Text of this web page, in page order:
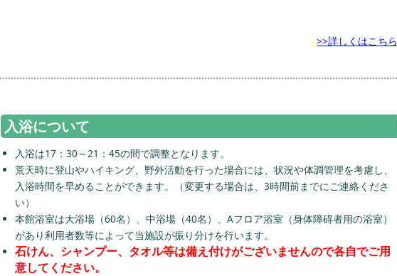
>>詳しくはこちら
入浴について
入浴は17：30～21：45の間で調整となります。
荒天時に登山やハイキング、野外活動を行った場合には、状況や体調管理を考慮し、
入浴時間を早めることができます。（変更する場合は、3時間前までにご連絡くださ
い）
本館浴室は大浴場（60名）、中浴場（40名）、Aフロア浴室（身体障碍者用の浴室）
があり利用者数等によって当施設が振り分けを行います。
石けん、シャンプー、タオル等は備え付けがございませんので各自でご用
意してください。